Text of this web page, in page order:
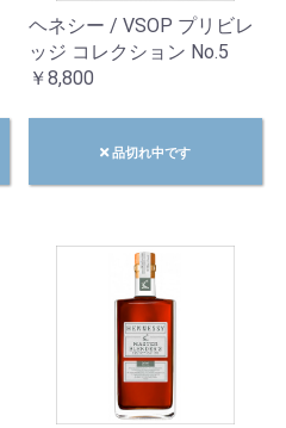
ヘネシー / VSOP プリビレ
ッジ コレクション No.5
￥8,800
品切れ中です